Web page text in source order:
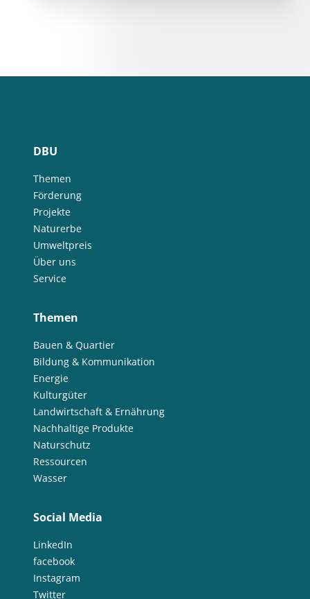
DBU
Themen
Förderung
Projekte
Naturerbe
Umweltpreis
Über uns
Service
Themen
Bauen & Quartier
Bildung & Kommunikation
Energie
Kulturgüter
Landwirtschaft & Ernährung
Nachhaltige Produkte
Naturschutz
Ressourcen
Wasser
Social Media
LinkedIn
facebook
Instagram
Twitter